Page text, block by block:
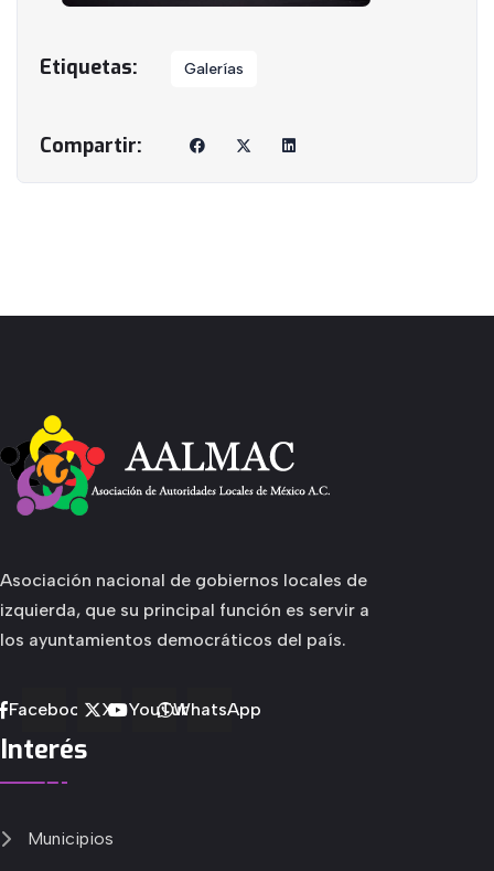
Galerías
Asociación nacional de gobiernos locales de
izquierda, que su principal función es servir a
los ayuntamientos democráticos del país.
Facebook X YouTubeWhatsApp
Interés
Municipios